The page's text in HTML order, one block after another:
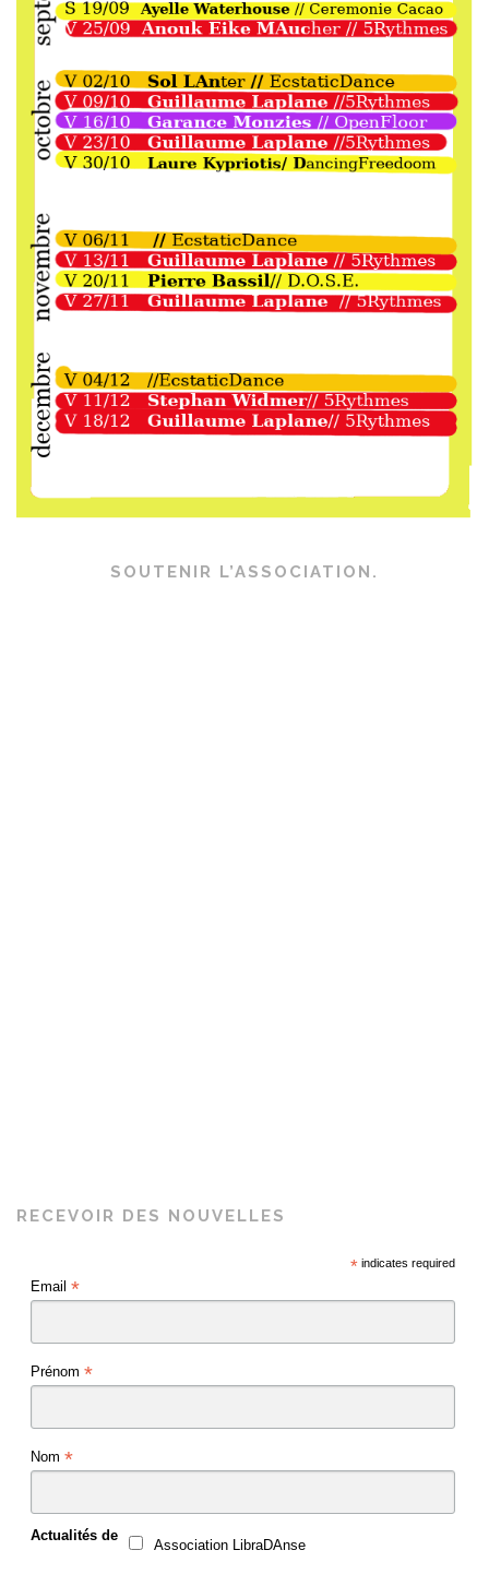
SOUTENIR L’ASSOCIATION.
RECEVOIR DES NOUVELLES
*indicates required
Email *
Prénom *
Nom *
Actualités de
Association LibraDAnse